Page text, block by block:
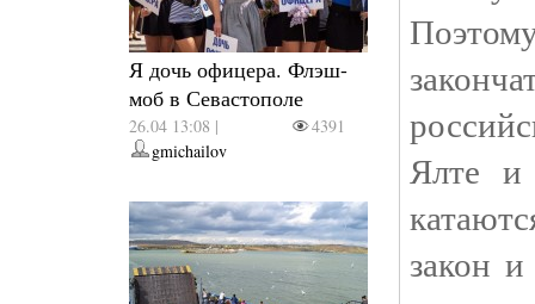
Я дочь офицера. Флэш-
моб в Севастополе
26.04 13:08 |
4391
gmichailov
Ялте и
закон